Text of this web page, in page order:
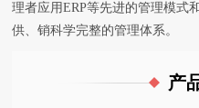
理者应用ERP等先进的管理模式
供、销科学完整的管理体系。
产